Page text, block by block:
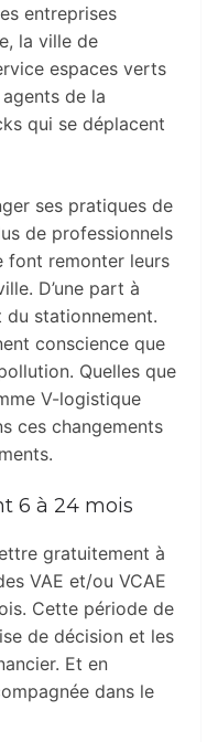
entreprises
la ville de
espaces verts
de la
qui se déplacent
ses pratiques de
de professionnels
font remonter leurs
D’une part à
du stationnement.
conscience que
Quelles que
V-logistique
ces changements
6 à 24 mois
gratuitement à
VAE et/ou VCAE
Cette période de
de décision et les
Et en
dans le